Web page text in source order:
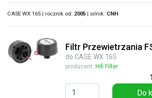
CASE WX 165 | rocznik od: 2005 | silnik: CNH
Filtr Przewietrzania
do CASE WX 165
producent: Hifi Filter
Do